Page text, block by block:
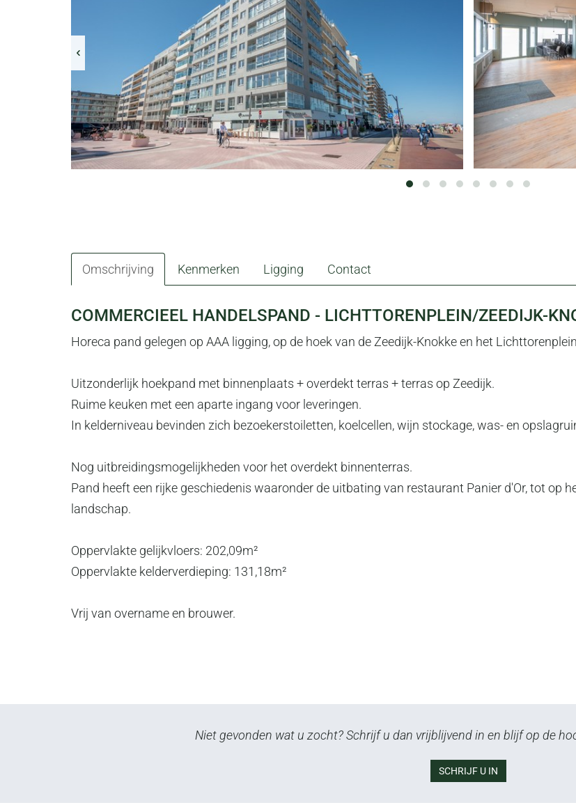
Omschrijving Kenmerken Ligging Contact
OMSCHRIJVING
COMMERCIEEL HANDELSPAND - LICHTTORENPLEIN/ZEEDIJK-
Horeca pand gelegen op AAA ligging, op de hoek van de Zeedijk-Knokke en het
Uitzonderlijk hoekpand met binnenplaats + overdekt terras + terras op Zeedijk.
Ruime keuken met een aparte ingang voor leveringen.
In kelderniveau bevinden zich bezoekerstoiletten, koelcellen, wijn stockage, was- en
Nog uitbreidingsmogelijkheden voor het overdekt binnenterras.
Pand heeft een rijke geschiedenis waaronder de uitbating van restaurant Panier d'Or, tot op
landschap.
Oppervlakte gelijkvloers: 202,09m²
Oppervlakte kelderverdieping: 131,18m²
Vrij van overname en brouwer.
Niet gevonden wat u zocht? Schrijf u dan vrijblijvend in en blijf op de
SCHRIJF U IN